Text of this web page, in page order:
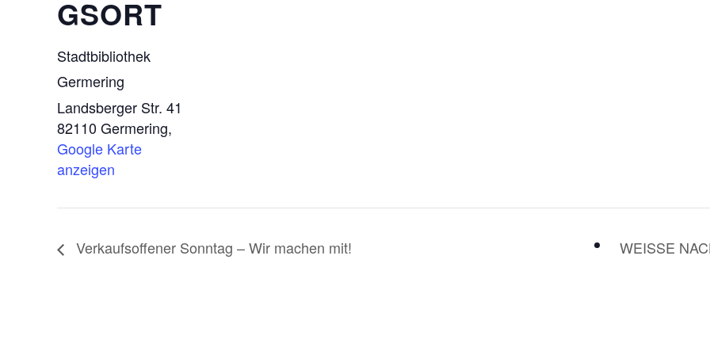
GSORT
Stadtbibliothek
Germering
Landsberger Str. 41
82110 Germering,
Google Karte
anzeigen
Verkaufsoffener Sonntag – Wir machen mit! WEISSE